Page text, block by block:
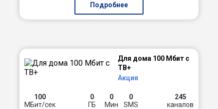
Подробнее
Для дома 100 Мбит с
ТВ+
Акция
100
МБит/сек
0
ГБ
0
Мин
0
SMS
245
каналов